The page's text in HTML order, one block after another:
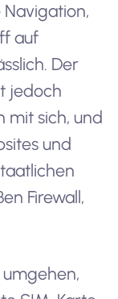
auf
Der
jedoch
mit sich, und
und
Firewall,